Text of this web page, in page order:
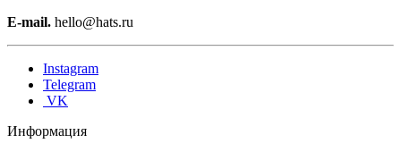
E-mail. hello@hats.ru
Instagram
Telegram
VK
Информация